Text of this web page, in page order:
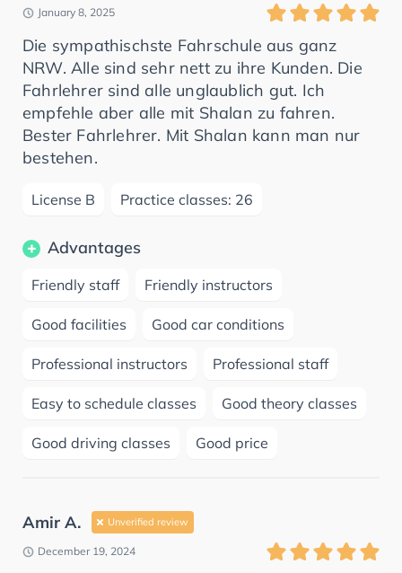
January 8, 2025
Die sympathischste Fahrschule aus ganz
NRW. Alle sind sehr nett zu ihre Kunden. Die
Fahrlehrer sind alle unglaublich gut. Ich
empfehle aber alle mit Shalan zu fahren.
Bester Fahrlehrer. Mit Shalan kann man nur
bestehen.
License B Practice classes: 26
Advantages
Friendly staff Friendly instructors
Good facilities Good car conditions
Professional instructors Professional staff
Easy to schedule classes Good theory classes
Good driving classes Good price
Amir A. Unverified review
December 19, 2024